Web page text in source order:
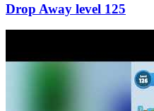
125